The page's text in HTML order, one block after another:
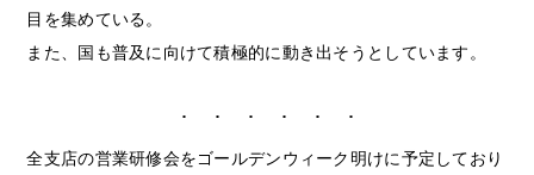
目を集めている。
また、国も普及に向けて積極的に動き出そうとしています。
全支店の営業研修会をゴールデンウィーク明けに予定しており